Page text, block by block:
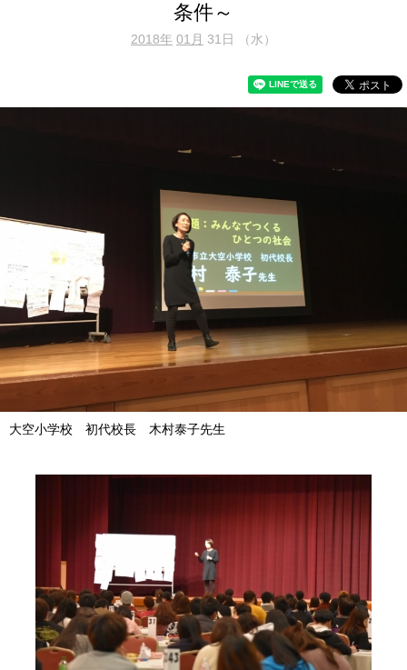
条件～
2018年 01月 31日 （水）
大空小学校 初代校長 木村泰子先生